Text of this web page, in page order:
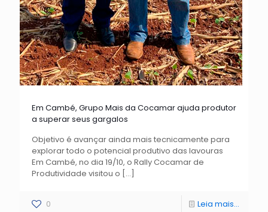
Em Cambé, Grupo Mais da Cocamar ajuda produtor
a superar seus gargalos
Objetivo é avançar ainda mais tecnicamente para
explorar todo o potencial produtivo das lavouras
Em Cambé, no dia 19/10, o Rally Cocamar de
Produtividade visitou o […]
0 Leia mais...